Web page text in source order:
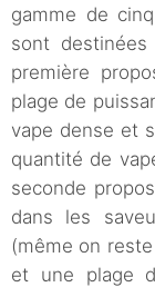
gamme de
sont
première
plage de
vape dense et
quantité de
seconde
dans les
(même on
et une plage